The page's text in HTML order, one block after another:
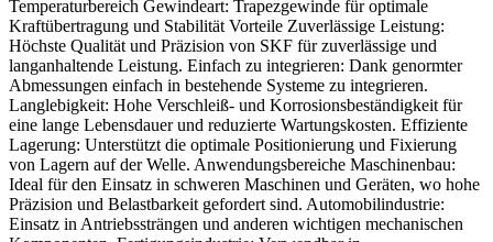
Temperaturbereich Gewindeart: Trapezgewinde für optimale
Kraftübertragung und Stabilität Vorteile Zuverlässige Leistung:
Höchste Qualität und Präzision von SKF für zuverlässige und
langanhaltende Leistung. Einfach zu integrieren: Dank genormter
Abmessungen einfach in bestehende Systeme zu integrieren.
Langlebigkeit: Hohe Verschleiß- und Korrosionsbeständigkeit für
eine lange Lebensdauer und reduzierte Wartungskosten. Effiziente
Lagerung: Unterstützt die optimale Positionierung und Fixierung
von Lagern auf der Welle. Anwendungsbereiche Maschinenbau:
Ideal für den Einsatz in schweren Maschinen und Geräten, wo hohe
Präzision und Belastbarkeit gefordert sind. Automobilindustrie:
Einsatz in Antriebssträngen und anderen wichtigen mechanischen